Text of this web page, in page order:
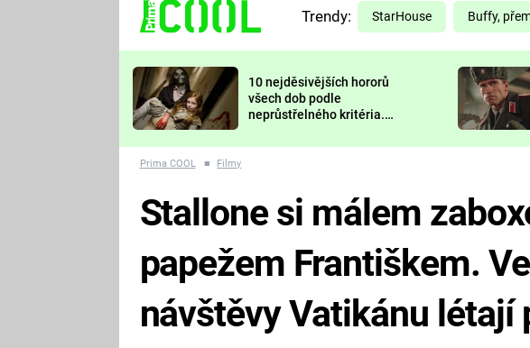
TŘESKU
FUTURAMA
PREDÁTOR
Trendy: StarHouse Buffy,
10 nejděsivějších hororů
všech dob podle
neprůstřelného kritéria.
nejvíc zvednou tep?
Prima COOL ■ Filmy
Stallone si málem
papežem Františkem.
návštěvy Vatikánu létají